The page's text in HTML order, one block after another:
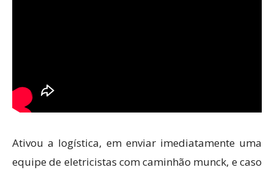
Ativou a logística, em enviar imediatamente uma
equipe de eletricistas com caminhão munck, e caso